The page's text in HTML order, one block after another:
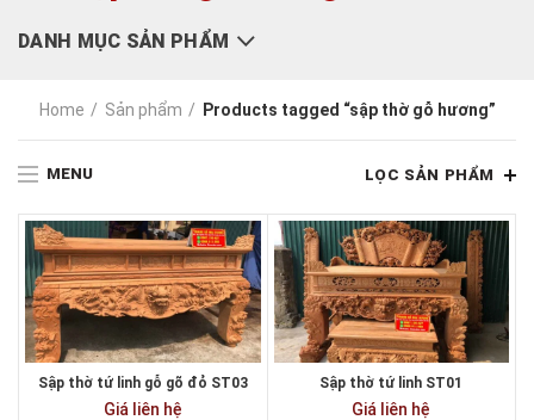
DANH MỤC SẢN PHẨM
Home Sản phẩm Products tagged “sập thờ gỗ hương”
MENU LỌC SẢN PHẨM
Sập thờ tứ linh gỗ gõ đỏ ST03
Giá liên hệ
Sập thờ tứ linh ST01
Giá liên hệ